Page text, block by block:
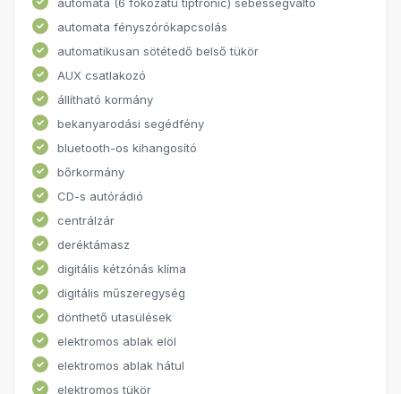
automata fényszórókapcsolás
automatikusan sötétedő belső tükör
AUX csatlakozó
állítható kormány
bekanyarodási segédfény
bluetooth-os kihangosító
bőrkormány
CD-s autórádió
centrálzár
deréktámasz
digitális kétzónás klíma
digitális műszeregység
dönthető utasülések
elektromos ablak elöl
elektromos ablak hátul
elektromos tükör